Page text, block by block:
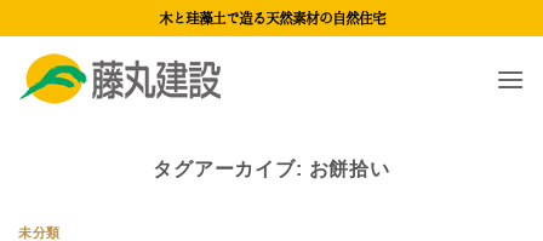
content
木と珪藻土で造る天然素材の自然住宅
タグアーカイブ: お餅拾い
未分類